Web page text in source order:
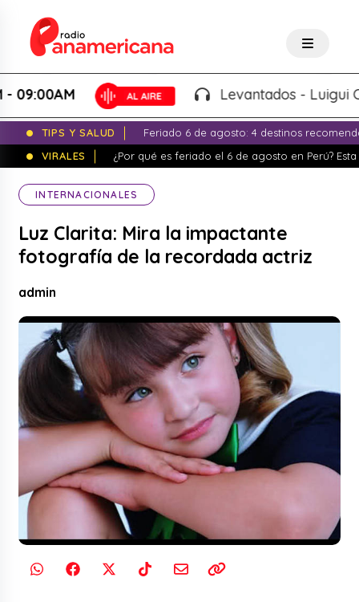
Levantados - Luigui
TIPS Y SALUD
Feriado 6 de agosto: 4 destinos
VIRALES
¿Por qué es feriado el 6 de agosto en Perú?
INTERNACIONALES
Luz Clarita: Mira la impactante
fotografía de la recordada actriz
admin